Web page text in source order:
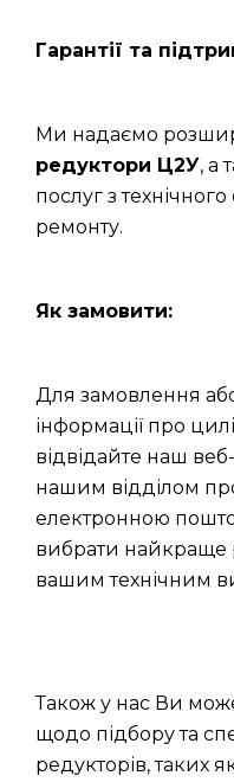
Гарантії та
Ми надаємо
редуктори Ц2У, а
послуг з
ремонту.
Як замовити:
Для замовлення
інформації про
відвідайте наш
нашим відділом
електронною
вибрати найкраще
вашим технічним
Також у нас Ви
щодо підбору та
редукторів, таких